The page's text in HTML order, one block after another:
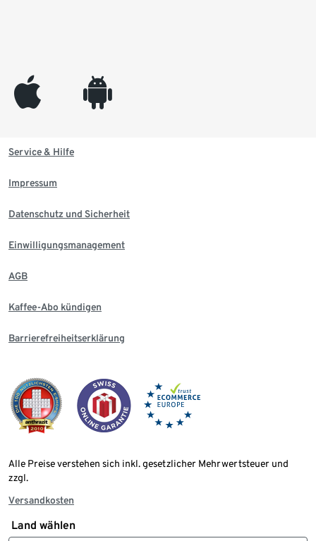
appleinc android
Service & Hilfe
Impressum
Datenschutz und Sicherheit
Einwilligungsmanagement
AGB
Kaffee-Abo kündigen
Barrierefreiheitserklärung
Alle Preise verstehen sich inkl. gesetzlicher Mehrwertsteuer und
zzgl.
Versandkosten
Land wählen